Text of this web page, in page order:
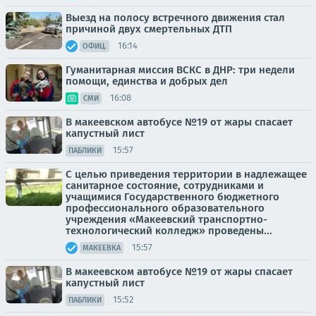
Выезд на полосу встречного движения стал
причиной двух смертельных ДТП
ОФИЦ. 16:14
Гуманитарная миссия ВСКС в ДНР: три недели
помощи, единства и добрых дел
СМИ 16:08
В макеевском автобусе №19 от жары спасает
капустный лист
ПАБЛИКИ 15:57
С целью приведения территории в надлежащее
санитарное состояние, сотрудниками и
учащимися Государственного бюджетного
профессионального образовательного
учреждения «Макеевский транспортно-
технологический колледж» проведены...
МАКЕЕВКА 15:57
В макеевском автобусе №19 от жары спасает
капустный лист
ПАБЛИКИ 15:52